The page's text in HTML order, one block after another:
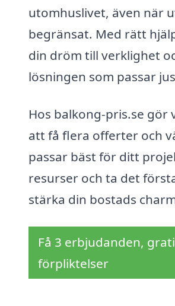
utomhuslivet, även när
begränsat. Med rätt
din dröm till verklighet
lösningen som passar
Hos balkong-pris.se gör
att få flera offerter och
passar bäst för ditt
resurser och ta det
stärka din bostads
Få 3 erbjudanden,
förpliktelser